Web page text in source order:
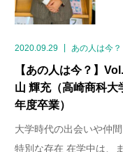
2020.09.29 あの人は今？
【あの人は今？】
山 輝充（高崎商科大
年度卒業）
大学時代の出会いや仲
特別な存在 在学中は、